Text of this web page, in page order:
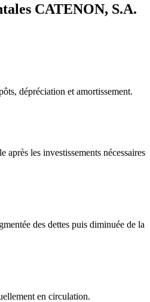
CATENON, S.A.
dépréciation et amortissement.
après les investissements nécessaires
des dettes puis diminuée de la
en circulation.